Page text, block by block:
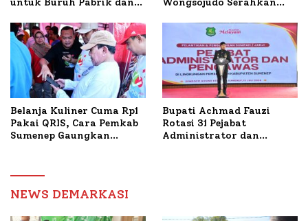
Dua Kecamatan
Belanja Kuliner Cuma Rp1
Pakai QRIS, Cara Pemkab
Sumenep Gaungkan
Bupati Achmad Fauzi
Rotasi 31 Pejabat
Administrator dan
NEWS DEMARKASI